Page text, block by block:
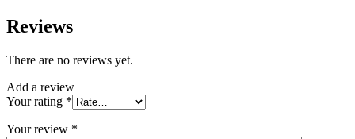
Reviews
There are no reviews yet.
Add a review
Your rating *
Your review *